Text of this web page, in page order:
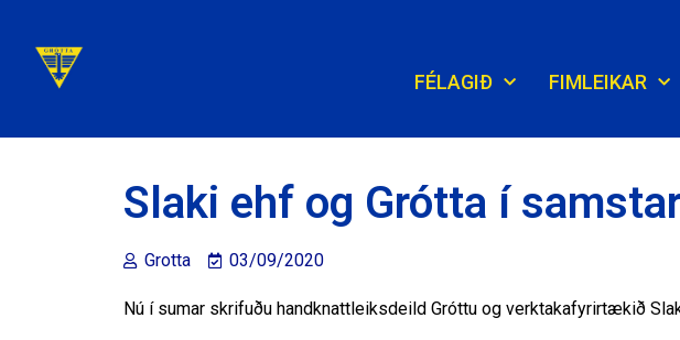
FÉLAGIÐ FIMLEIKAR
Slaki ehf og Grótta í
Grotta 03/09/2020
Nú í sumar skrifuðu handknattleiksdeild Gróttu og verktakafyrirtækið